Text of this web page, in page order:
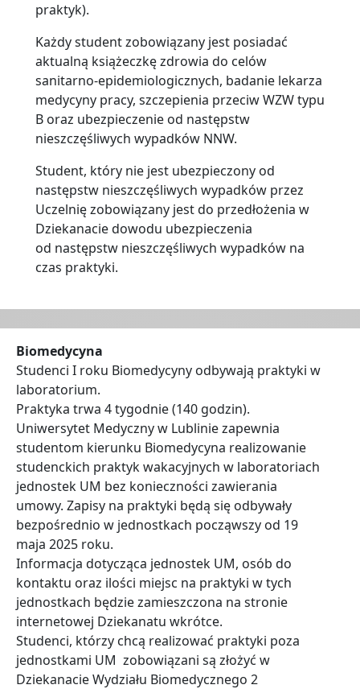
praktyk).
Każdy student zobowiązany jest posiadać
aktualną książeczkę zdrowia do celów
sanitarno-epidemiologicznych, badanie lekarza
medycyny pracy, szczepienia przeciw WZW typu
B oraz ubezpieczenie od następstw
nieszczęśliwych wypadków NNW.
Student, który nie jest ubezpieczony od
następstw nieszczęśliwych wypadków przez
Uczelnię zobowiązany jest do przedłożenia w
Dziekanacie dowodu ubezpieczenia
od następstw nieszczęśliwych wypadków na
czas praktyki.
Biomedycyna
Studenci I roku Biomedycyny odbywają praktyki w
laboratorium.
Praktyka trwa 4 tygodnie (140 godzin).
Uniwersytet Medyczny w Lublinie zapewnia
studentom kierunku Biomedycyna realizowanie
studenckich praktyk wakacyjnych w laboratoriach
jednostek UM bez konieczności zawierania
umowy. Zapisy na praktyki będą się odbywały
bezpośrednio w jednostkach począwszy od 19
maja 2025 roku.
Informacja dotycząca jednostek UM, osób do
kontaktu oraz ilości miejsc na praktyki w tych
jednostkach będzie zamieszczona na stronie
internetowej Dziekanatu wkrótce.
Studenci, którzy chcą realizować praktyki poza
jednostkami UM zobowiązani są złożyć w
Dziekanacie Wydziału Biomedycznego 2